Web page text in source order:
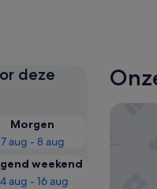
deze
Morgen
7 aug - 8 aug
weekend
aug - 16 aug